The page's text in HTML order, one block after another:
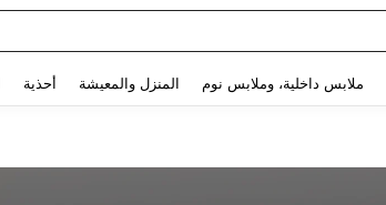
ملابس داخلية، وملابس نوم المنزل والمعيشة أحذية